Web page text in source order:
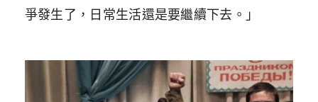
爭發生了，日常生活還是要繼續下去。」